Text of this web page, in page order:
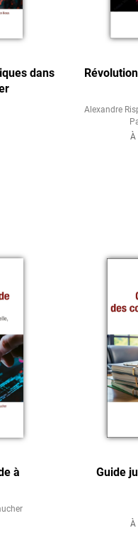
dans
Alexandre
À
à
Guide
À